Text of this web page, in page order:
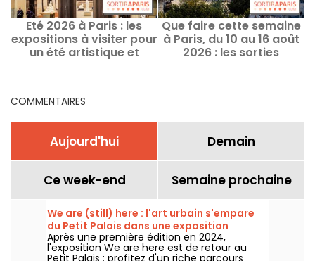
Eté 2026 à Paris : les
expositions à visiter pour
un été artistique et
Que faire cette semaine
à Paris, du 10 au 16 août
2026 : les sorties
COMMENTAIRES
Aujourd'hui Demain
Ce week-end Semaine prochaine
We are (still) here : l'art urbain s'empare
du Petit Palais dans une exposition
gratuite cet été
Après une première édition en 2024,
l'exposition We are here est de retour au